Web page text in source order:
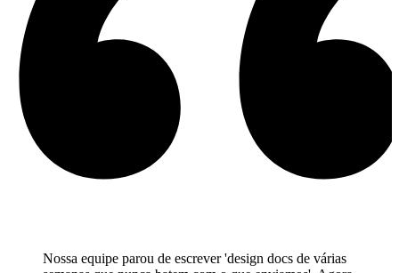
Nossa equipe parou de escrever 'design docs de várias